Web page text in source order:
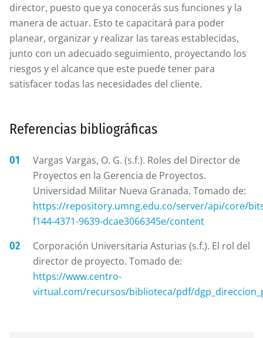
director, puesto que ya conocerás sus funciones y la
manera de actuar. Esto te capacitará para poder
planear, organizar y realizar las tareas establecidas,
junto con un adecuado seguimiento, proyectando los
riesgos y el alcance que este puede tener para
satisfacer todas las necesidades del cliente.
Referencias bibliográficas
Vargas Vargas, O. G. (s.f.). Roles del Director de
Proyectos en la Gerencia de Proyectos.
Universidad Militar Nueva Granada. Tomado de:
https://repository.umng.edu.co/server/api/core/
f144-4371-9639-dcae3066345e/content
Corporación Universitaria Asturias (s.f.). El rol del
director de proyecto. Tomado de:
https://www.centro-
virtual.com/recursos/biblioteca/pdf/